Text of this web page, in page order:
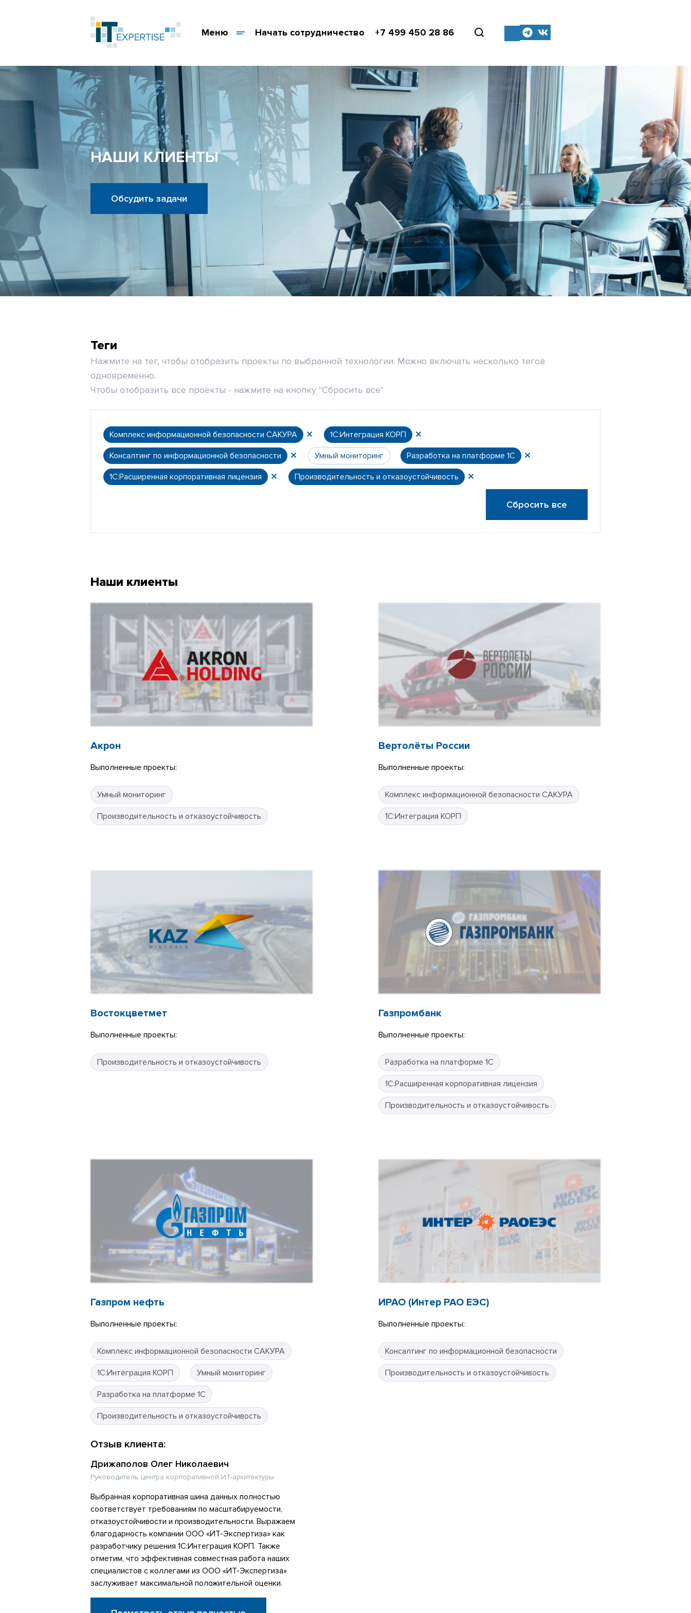
Меню Начать сотрудничество +7 499 450 28 86
НАШИ КЛИЕНТЫ
Обсудить задачи
Теги
Нажмите на тег, чтобы отобразить проекты по выбранной технологии. Можно включать несколько тегов
одновременно.
Чтобы отобразить все проекты - нажмите на кнопку "Сбросить все"
Комплекс информационной безопасности САКУРА 1С:Интеграция КОРП
Консалтинг по информационной безопасности Умный мониторинг Разработка на платформе 1С
1С:Расширенная корпоративная лицензия Производительность и отказоустойчивость
Сбросить все
Наши клиенты
Акрон
Выполненные проекты:
Умный мониторинг
Производительность и отказоустойчивость
Вертолёты России
Выполненные проекты:
Комплекс информационной безопасности САКУРА
1С:Интеграция КОРП
Востокцветмет
Выполненные проекты:
Производительность и отказоустойчивость
Газпромбанк
Выполненные проекты:
Разработка на платформе 1С
1С:Расширенная корпоративная лицензия
Производительность и отказоустойчивость
Газпром нефть
Выполненные проекты:
Комплекс информационной безопасности САКУРА
1С:Интеграция КОРП Умный мониторинг
Разработка на платформе 1С
Производительность и отказоустойчивость
Отзыв клиента:
Дрижаполов Олег Николаевич
Руководитель центра корпоративной ИТ-архитектуры
Выбранная корпоративная шина данных полностью
соответствует требованиям по масштабируемости,
отказоустойчивости и производительности. Выражаем
благодарность компании ООО «ИТ-Экспертиза» как
разработчику решения 1С:Интеграция КОРП. Также
отметим, что эффективная совместная работа наших
специалистов с коллегами из ООО «ИТ-Экспертиза»
заслуживает максимальной положительной оценки.
ИРАО (Интер РАО ЕЭС)
Выполненные проекты:
Консалтинг по информационной безопасности
Производительность и отказоустойчивость